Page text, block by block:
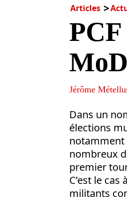
Articles
Jérôme
Dans un
élections
notamment
nombreux
premier
C’est le
militants